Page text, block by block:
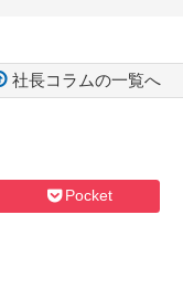
社長コラムの一覧へ
Pocket